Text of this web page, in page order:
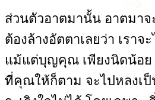
ส่วนตัวอาตมานั้น อาตมาจ
ต้องล้างอัตตาเลยว่า เราจ
แม้แต่บุญคุณ เพียงนิดน้อย
ที่คุณให้ก็ตาม จะไปหลงเ